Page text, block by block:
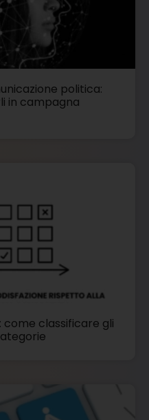
politica:
in campagna
come classificare gli